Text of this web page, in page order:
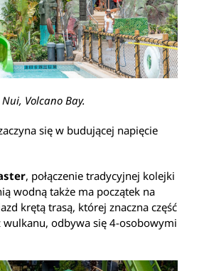
Volcano Bay.
się w budującej napięcie
, połączenie tradycyjnej kolejki
wodną także ma początek na
krętą trasą, której znaczna część
wulkanu, odbywa się 4-osobowymi